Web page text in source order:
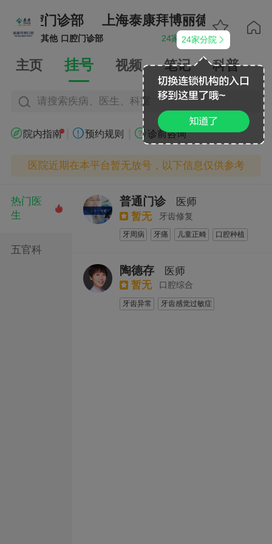
口腔门诊部 上海泰康拜博丽德口腔门诊
其他 口腔门诊部 24家分院 
 
24家分院 
主页 挂号 视频 笔记 科普
请搜索疾病、医生、科室
 院内指南 预约规则  诊前咨询
医院近期在本平台暂无放号，以下信息仅供参考
热门医
生

五官科
普通门诊
医师
暂无
牙齿修复
牙周病 牙痛 儿童正畸 口腔种植
陶德存
医师
暂无
口腔综合
牙齿异常 牙齿感觉过敏症